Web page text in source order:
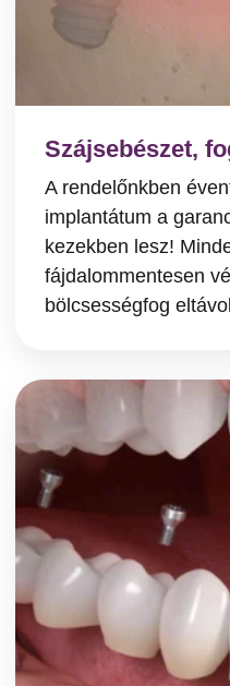
Szájsebészet,
A rendelőnkben
implantátum a
kezekben lesz!
fájdalommentesen
bölcsességfog